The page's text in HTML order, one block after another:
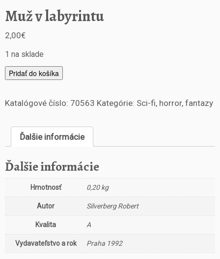
Muž v labyrintu
2,00€
1 na sklade
m
n
ž
o
u
ž
y
i
Pridať do košíka
Katalógové číslo: 70563 Kategórie: Sci-fi, horror, fantazy
Ďalšie informácie
Ďalšie informácie
Hmotnosť 0,20 kg
Autor Silverberg Robert
Kvalita A
Vydavateľstvo a rok Praha 1992